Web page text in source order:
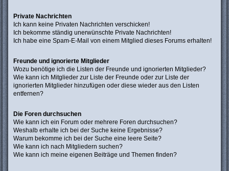
Private Nachrichten
Ich kann keine Privaten Nachrichten verschicken!
Ich bekomme ständig unerwünschte Private Nachrichten!
Ich habe eine Spam-E-Mail von einem Mitglied dieses Forums erhalten!
Freunde und ignorierte Mitglieder
Wozu benötige ich die Listen der Freunde und ignorierten Mitglieder?
Wie kann ich Mitglieder zur Liste der Freunde oder zur Liste der
ignorierten Mitglieder hinzufügen oder diese wieder aus den Listen
entfernen?
Die Foren durchsuchen
Wie kann ich ein Forum oder mehrere Foren durchsuchen?
Weshalb erhalte ich bei der Suche keine Ergebnisse?
Warum bekomme ich bei der Suche eine leere Seite?
Wie kann ich nach Mitgliedern suchen?
Wie kann ich meine eigenen Beiträge und Themen finden?